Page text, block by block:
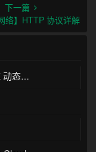
下一篇
络】HTTP 协议详解
原理